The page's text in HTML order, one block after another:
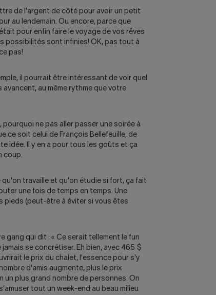
de l'argent de côté pour avoir un petit
au lendemain. Ou encore, parce que
pour enfin faire le voyage de vos rêves
possibilités sont infinies! OK, pas tout à
pas!
il pourrait être intéressant de voir quel
au même rythme que votre
ne pas aller passer une soirée à
ce soit celui de François Bellefeuille, de
idée. Il y en a pour tous les goûts et ça
coup.
qu'on travaille et qu'on étudie si fort, ça fait
une fois de temps en temps. Une
pieds (peut-être à éviter si vous êtes
gang qui dit : « Ce serait tellement le fun
se concrétiser. Eh bien, avec 465 $
le prix du chalet, l'essence pour s'y
d'amis augmente, plus le prix
plus grand nombre de personnes. On
tout un week-end au beau milieu